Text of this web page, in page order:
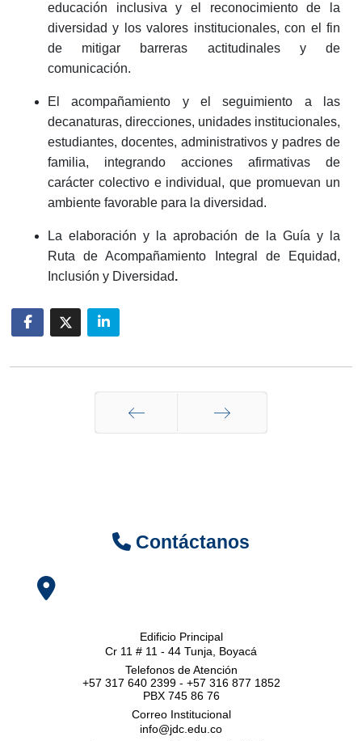
educación inclusiva y el reconocimiento de la
diversidad y los valores institucionales, con el fin
de mitigar barreras actitudinales y de
comunicación.
El acompañamiento y el seguimiento a las
decanaturas, direcciones, unidades institucionales,
estudiantes, docentes, administrativos y padres de
familia, integrando acciones afirmativas de
carácter colectivo e individual, que promuevan un
ambiente favorable para la diversidad.
La elaboración y la aprobación de la Guía y la
Ruta de Acompañamiento Integral de Equidad,
Inclusión y Diversidad.
Contáctanos
Edificio Principal
Cr 11 # 11 - 44 Tunja, Boyacá
Telefonos de Atención
+57 317 640 2399 - +57 316 877 1852
PBX 745 86 76
Correo Institucional
info@jdc.edu.co